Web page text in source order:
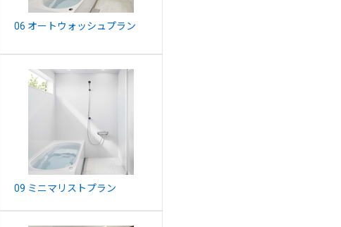
06 オートウォッシュプラン
09 ミニマリストプラン